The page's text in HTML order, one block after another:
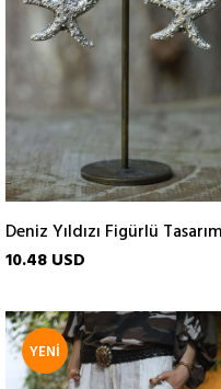
10.48 USD
YENI